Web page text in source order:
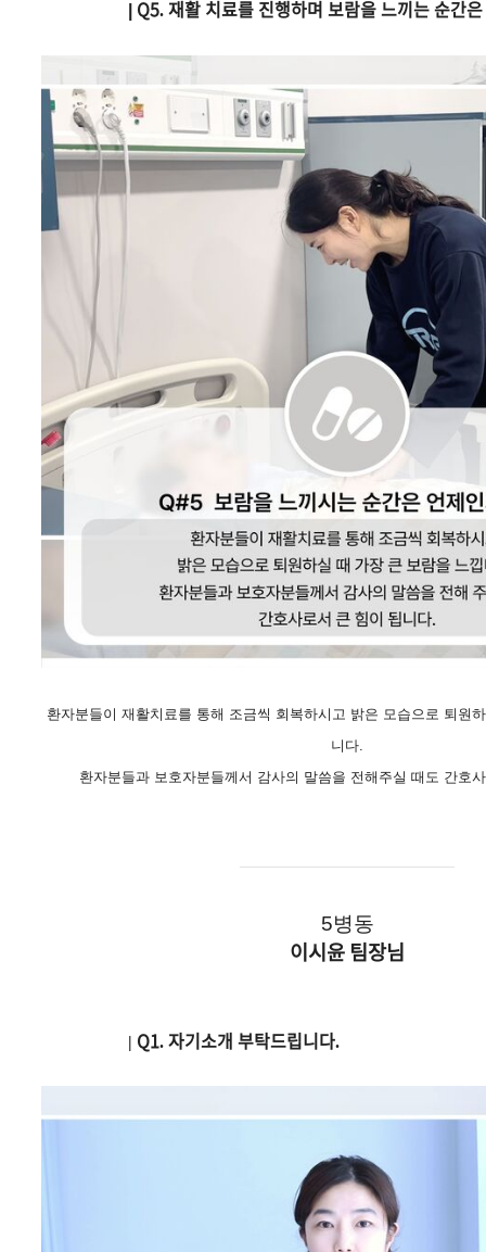
Q5. 재활 치료를 진행하며 보람을 느끼는 순간
환자분들이 재활치료를 통해 조금씩 회복하시고 밝은 모습으로 퇴원
니다.
환자분들과 보호자분들께서 감사의 말씀을 전해주실 때도 간호
———————————
5병동
이시윤 팀장님
| Q1. 자기소개 부탁드립니다.